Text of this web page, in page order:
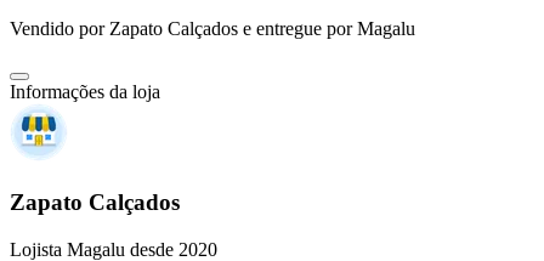
Vendido por Zapato Calçados e entregue por Magalu
Informações da loja
Zapato Calçados
Lojista Magalu desde 2020